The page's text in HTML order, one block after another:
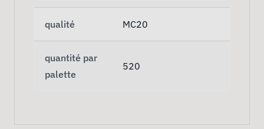
qualité MC20
quantité par
palette
520